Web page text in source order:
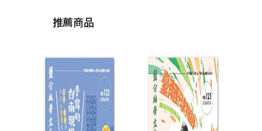
推薦商品
保留地
游以德
NT$ 380
NT$300